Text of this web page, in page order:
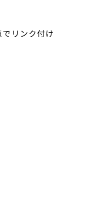
リンク付け